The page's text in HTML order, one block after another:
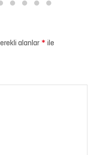
alanlar * ile